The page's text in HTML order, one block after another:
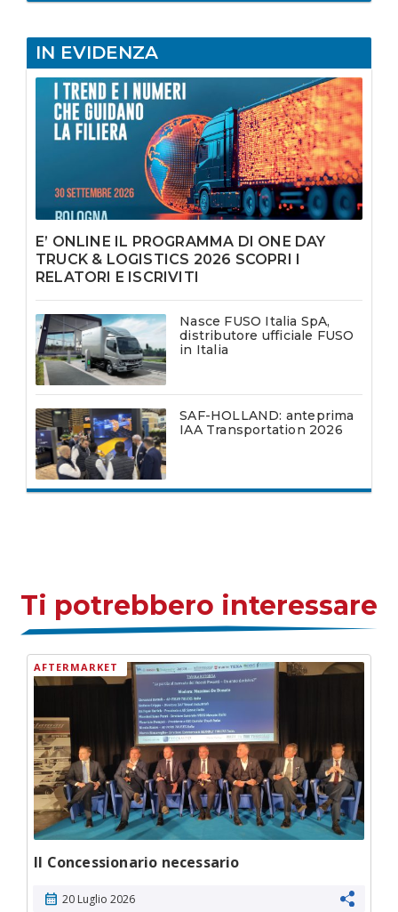
IN EVIDENZA
E’ ONLINE IL PROGRAMMA DI ONE DAY
TRUCK & LOGISTICS 2026 SCOPRI I
RELATORI E ISCRIVITI
Nasce FUSO Italia SpA,
distributore ufficiale FUSO
in Italia
SAF-HOLLAND: anteprima
IAA Transportation 2026
Ti potrebbero interessare
AFTERMARKET
Il Concessionario necessario
calendar_month 20 Luglio 2026